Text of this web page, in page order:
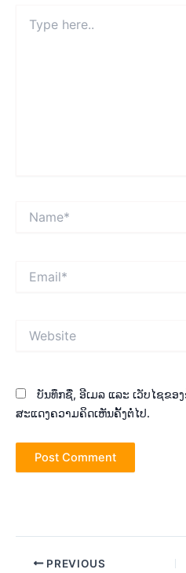
here..
ບັນທຶກຊື່, ອີເມລ ແລະ ເວັບໄຊຂອ
ສະແດງຄວາມຄິດເຫັນຄັ້ງຕໍ່ໄປ.
Post PREVIOUS